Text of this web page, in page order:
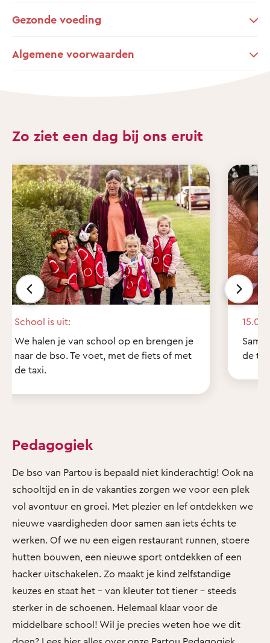
Gezonde voeding
Algemene voorwaarden
Zo ziet een dag bij ons eruit
School is uit:
We halen je van school op en brengen je
naar de bso. Te voet, met de fiets of met
de taxi.
15.00
de
Pedagogiek
De bso van Partou is bepaald niet kinderachtig! Ook na
schooltijd en in de vakanties zorgen we voor een plek
vol avontuur en groei. Met plezier en lef ontdekken we
nieuwe vaardigheden door samen aan iets échts te
werken. Of we nu een eigen restaurant runnen, stoere
hutten bouwen, een nieuwe sport ontdekken of een
hacker uitschakelen. Zo maakt je kind zelfstandige
keuzes en staat het - van kleuter tot tiener - steeds
sterker in de schoenen. Helemaal klaar voor de
middelbare school! Wil je precies weten hoe we dit